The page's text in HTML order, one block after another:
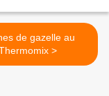
de gazelle au
Thermomix >